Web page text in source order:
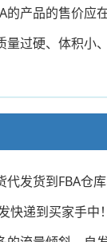
的产品的售价
过硬、体积小
发货到FBA仓
递到买家手中！